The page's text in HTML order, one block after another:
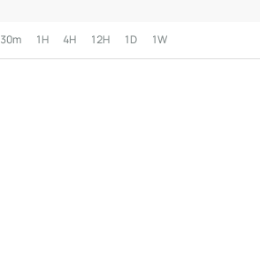
30m 1H 4H 12H 1D 1W